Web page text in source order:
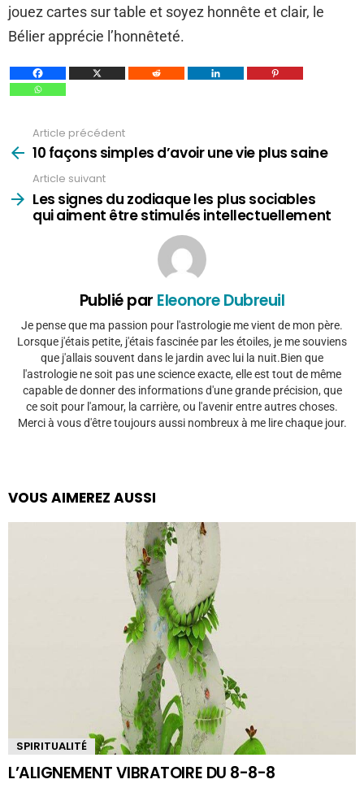
jouez cartes sur table et soyez honnête et clair, le
Bélier apprécie l’honnêteté.
plus
Article précédent
10 façons simples d’avoir une vie plus saine
Article suivant
Les signes du zodiaque les plus sociables
qui aiment être stimulés intellectuellement
Publié par Eleonore Dubreuil
Je pense que ma passion pour l'astrologie me vient de mon père.
Lorsque j'étais petite, j'étais fascinée par les étoiles, je me souviens
que j'allais souvent dans le jardin avec lui la nuit.Bien que
l'astrologie ne soit pas une science exacte, elle est tout de même
capable de donner des informations d'une grande précision, que
ce soit pour l'amour, la carrière, ou l'avenir entre autres choses.
Merci à vous d'être toujours aussi nombreux à me lire chaque jour.
VOUS AIMEREZ AUSSI
SPIRITUALITÉ
L’ALIGNEMENT VIBRATOIRE DU 8-8-8